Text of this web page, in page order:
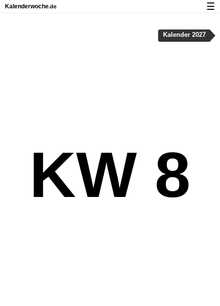
KW 8
Kalender 2027
Kalenderwoche.de ☰